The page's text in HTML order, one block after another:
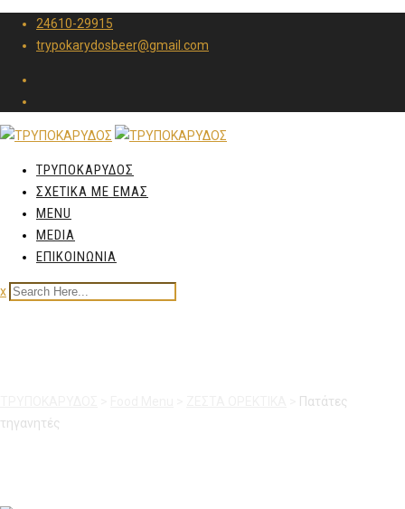
24610-29915
trypokarydosbeer@gmail.com
ΤΡΥΠΟΚΑΡΥΔΟΣ
ΣΧΕΤΙΚΑ ΜΕ ΕΜΑΣ
MENU
MEDIA
ΕΠΙΚΟΙΝΩΝΙΑ
x
Πατάτες
τηγανητές